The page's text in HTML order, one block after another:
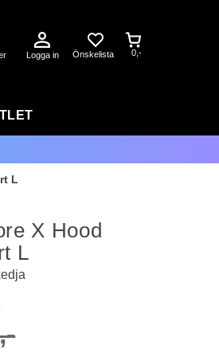
Logga in 0,-
L
X Hood
L